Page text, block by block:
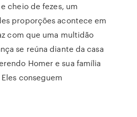
cheio de fezes, um
proporções acontece em
com que uma multidão
se reúna diante da casa
Homer e sua família
conseguem